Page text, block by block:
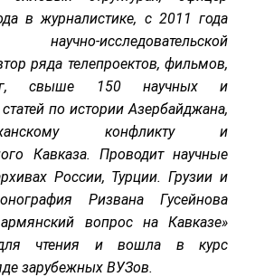
в журналистике, с 2011 года
исследовательской
ряда телепроектов, фильмов,
свыше 150 научных и
по истории Азербайджана,
конфликту и
Кавказа. Проводит научные
России, Турции. Грузии и
Ризвана Гусейнова
вопрос на Кавказе»
для чтения и вошла в курс
зарубежных ВУЗов.